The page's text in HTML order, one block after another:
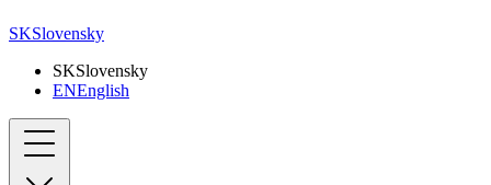
SKSlovensky
SKSlovensky
ENEnglish